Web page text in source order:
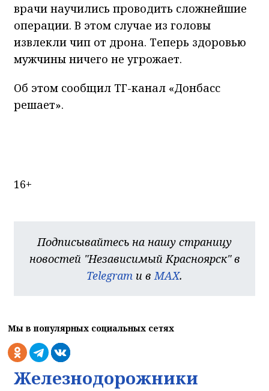
врачи научились проводить сложнейшие
операции. В этом случае из головы
извлекли чип от дрона. Теперь здоровью
мужчины ничего не угрожает.
Об этом сообщил ТГ-канал «Донбасс
решает».
16+
Подписывайтесь на нашу страницу
новостей "Независимый Красноярск" в
Telegram и вMAX.
Мы в популярных социальных сетях
Железнодорожники